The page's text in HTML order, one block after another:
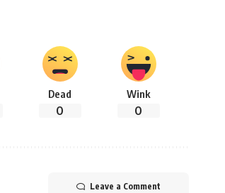
Dead
0
Wink
0
Leave a Comment